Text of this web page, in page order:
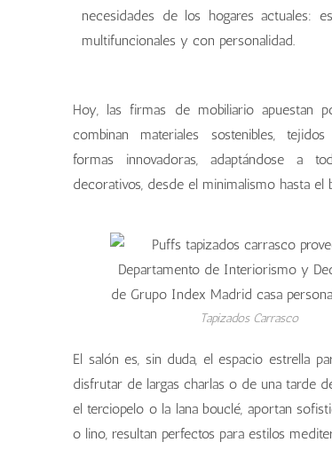
necesidades de los hogares actuales:
multifuncionales y con personalidad.
Hoy, las firmas de mobiliario apuestan
combinan materiales sostenibles,
formas innovadoras, adaptándose a
decorativos, desde el minimalismo hasta el
Tapizados Carrasco
El salón es, sin duda, el espacio estrella
disfrutar de largas charlas o de una tarde
el terciopelo o la lana bouclé, aportan
o lino, resultan perfectos para estilos